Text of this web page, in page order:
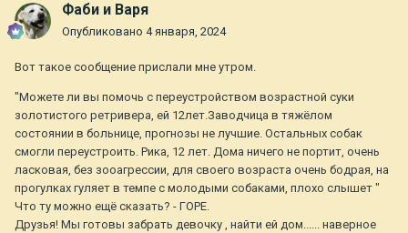
Фаби и Варя
Опубликовано 4 января, 2024
Вот такое сообщение прислали мне утром.
"Можете ли вы помочь с переустройством возрастной суки
золотистого ретривера, ей 12лет.Заводчица в тяжёлом
состоянии в больнице, прогнозы не лучшие. Остальных собак
смогли переустроить. Рика, 12 лет. Дома ничего не портит, очень
ласковая, без зооагрессии, для своего возраста очень бодрая, на
прогулках гуляет в темпе с молодыми собаками, плохо слышет "
Что ту можно ещё сказать? - ГОРЕ.
Друзья! Мы готовы забрать девочку , найти ей дом...... наверное